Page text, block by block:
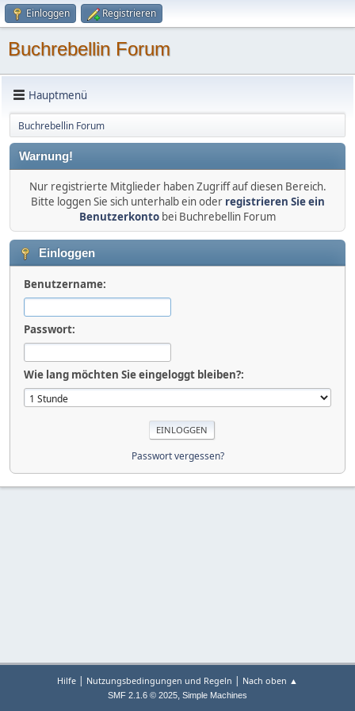
Einloggen Registrieren
Buchrebellin Forum
Hauptmenü
Buchrebellin Forum
Warnung!
Nur registrierte Mitglieder haben Zugriff auf diesen Bereich.
Bitte loggen Sie sich unterhalb ein oder registrieren Sie ein
Benutzerkonto bei Buchrebellin Forum
Einloggen
Benutzername:
Passwort:
Wie lang möchten Sie eingeloggt bleiben?:
Passwort vergessen?
Hilfe | Nutzungsbedingungen und Regeln | Nach oben ▲
SMF 2.1.6 © 2025, Simple Machines